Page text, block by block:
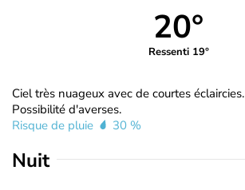
20°
Ressenti 19°
Ciel très nuageux avec de courtes éclaircies.
Possibilité d'averses.
Risque de pluie
30 %
Nuit